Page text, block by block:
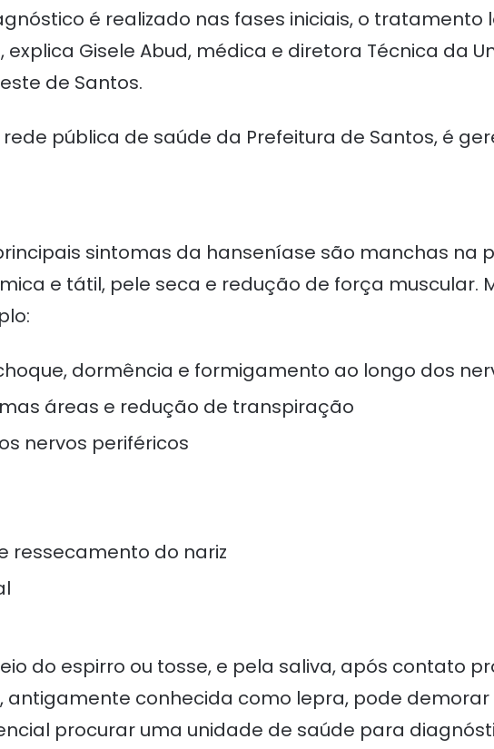
é realizado nas fases iniciais, o tratamento
Gisele Abud, médica e diretora Técnica da
de Santos.
pública de saúde da Prefeitura de Santos, é
sintomas da hanseníase são manchas na
e tátil, pele seca e redução de força muscular.
dormência e formigamento ao longo dos
áreas e redução de transpiração
nervos periféricos
ressecamento do nariz
do espirro ou tosse, e pela saliva, após contato
conhecida como lepra, pode demorar
procurar uma unidade de saúde para